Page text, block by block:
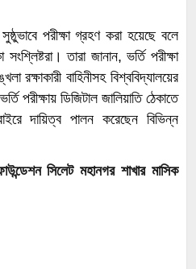
পরীক্ষা গ্রহণ করা হয়েছে বলে
তারা জানান, ভর্তি পরীক্ষা
বাহিনীসহ বিশ্ববিদ্যালয়ের
পরীক্ষায় ডিজিটাল জালিয়াতি ঠেকাতে
দায়িত্ব পালন করেছেন বিভিন্ন
সিলেট মহানগর শাখার মাসিক